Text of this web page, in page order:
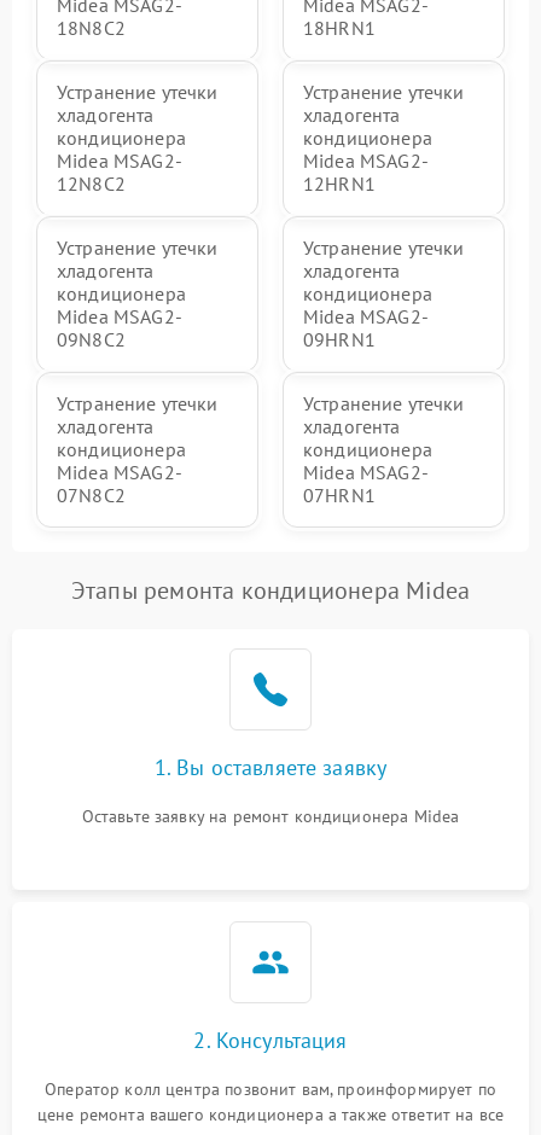
Midea MSAG2-
18N8C2
Midea MSAG2-
18HRN1
Устранение утечки
хладогента
кондиционера
Midea MSAG2-
12N8C2
Устранение утечки
хладогента
кондиционера
Midea MSAG2-
12HRN1
Устранение утечки
хладогента
кондиционера
Midea MSAG2-
09N8C2
Устранение утечки
хладогента
кондиционера
Midea MSAG2-
09HRN1
Устранение утечки
хладогента
кондиционера
Midea MSAG2-
07N8C2
Устранение утечки
хладогента
кондиционера
Midea MSAG2-
07HRN1
Этапы ремонта кондиционера Midea
1. Вы оставляете заявку
Оставьте заявку на ремонт кондиционера Midea
2. Консультация
Оператор колл центра позвонит вам, проинформирует по
цене ремонта вашего кондиционера а также ответит на все